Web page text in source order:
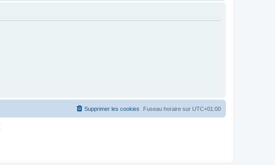
Fuseau horaire sur UTC+01:00
Supprimer les cookies